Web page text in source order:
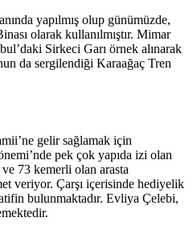
yapılmış olup günümüzde,
olarak kullanılmıştır. Mimar
Sirkeci Garı örnek alınarak
da sergilendiği Karaağaç Tren
gelir sağlamak için
pek çok yapıda izi olan
73 kemerli olan arasta
veriyor. Çarşı içerisinde hediyelik
bulunmaktadır. Evliya Çelebi,